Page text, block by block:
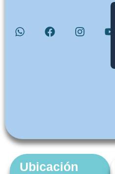
Ubicación